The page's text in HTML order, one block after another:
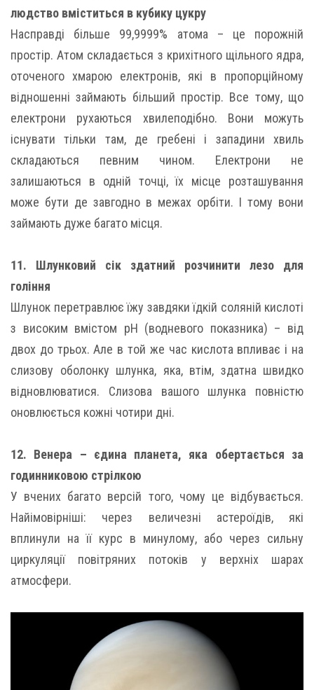
людство вміститься в кубику цукру
Насправді більше 99,9999% атома – це порожній
простір. Атом складається з крихітного щільного ядра,
оточеного хмарою електронів, які в пропорційному
відношенні займають більший простір. Все тому, що
електрони рухаються хвилеподібно. Вони можуть
існувати тільки там, де гребені і западини хвиль
складаються певним чином. Електрони не
залишаються в одній точці, їх місце розташування
може бути де завгодно в межах орбіти. І тому вони
займають дуже багато місця.
11. Шлунковий сік здатний розчинити лезо для
гоління
Шлунок перетравлює їжу завдяки їдкій соляній кислоті
з високим вмістом pH (водневого показника) – від
двох до трьох. Але в той же час кислота впливає і на
слизову оболонку шлунка, яка, втім, здатна швидко
відновлюватися. Слизова вашого шлунка повністю
оновлюється кожні чотири дні.
12. Венера – єдина планета, яка обертається за
годинниковою стрілкою
У вчених багато версій того, чому це відбувається.
Найімовірніші: через величезні астероїдів, які
вплинули на її курс в минулому, або через сильну
циркуляції повітряних потоків у верхніх шарах
атмосфери.